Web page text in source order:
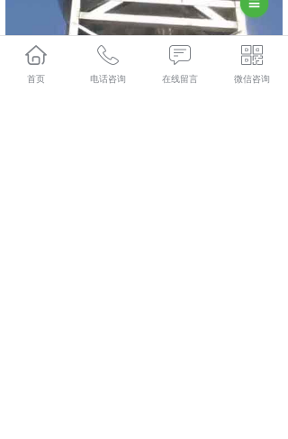
首页 电话咨询 在线留言 微信咨询